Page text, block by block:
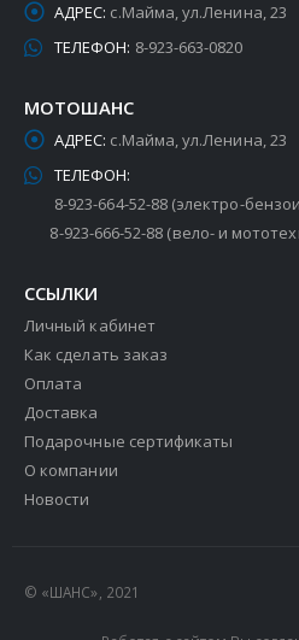
АДРЕС: с.Майма, ул.Ленина, 23
ТЕЛЕФОН: 8-923-663-0820
МОТОШАНС
АДРЕС: с.Майма, ул.Ленина, 23
ТЕЛЕФОН:
8-923-664-52-88 (электро-
8-923-666-52-88 (вело- и
ССЫЛКИ
Личный кабинет
Как сделать заказ
Оплата
Доставка
Подарочные сертификаты
О компании
Новости
© «ШАНС», 2021